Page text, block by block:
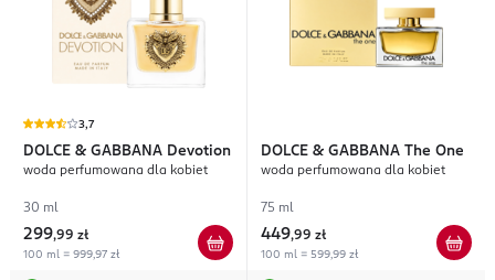
3,7
DOLCE & GABBANA Devotion
woda perfumowana dla kobiet
30 ml
299,99 zł
100 ml = 999,97 zł
DOLCE & GABBANA The One
woda perfumowana dla kobiet
75 ml
449,99 zł
100 ml = 599,99 zł